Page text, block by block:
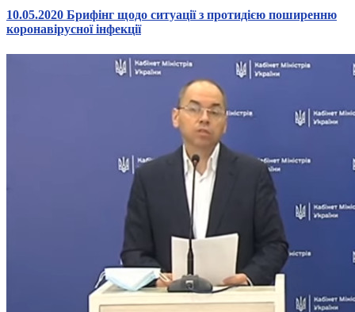
10.05.2020 Брифінг щодо ситуації з протидією поширенню
коронавірусної інфекції